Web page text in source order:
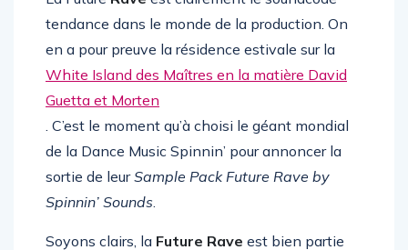
La FutureRave est clairement le soundcode
tendance dans le monde de la production. On
en a pour preuve la résidence estivale sur la
White Island des Maîtres en la matière David
Guetta et Morten
. C’est le moment qu’à choisi le géant mondial
de la Dance Music Spinnin’ pour annoncer la
sortie de leurSample Pack Future Rave by